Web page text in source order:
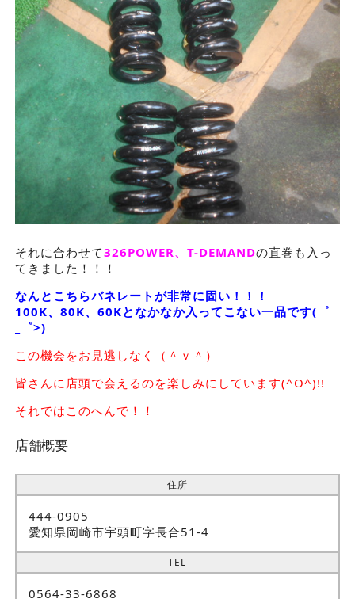
それに合わせて326POWER、T-DEMANDの直巻も入っ
てきました！！！
なんとこちらバネレートが非常に固い！！！
100K、80K、60Kとなかなか入ってこない一品です(゜
_゜>)
この機会をお見逃しなく（＾ｖ＾）
皆さんに店頭で会えるのを楽しみにしています(^O^)!!
それではこのへんで！！
店舗概要
住所
444-0905
愛知県岡崎市宇頭町字長合51-4
TEL
0564-33-6868